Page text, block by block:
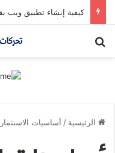
الرئيسية / أساسيات الاستثمار